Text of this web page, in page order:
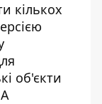
кількох
об'єкти